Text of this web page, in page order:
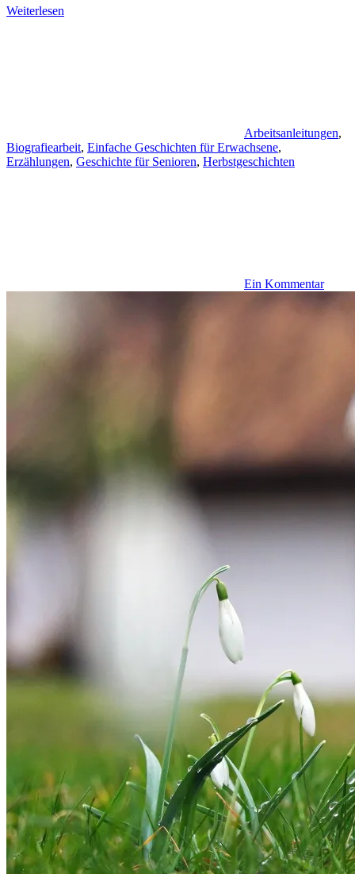
Weiterlesen
Arbeitsanleitungen,
Biografiearbeit, Einfache Geschichten für Erwachsene,
Erzählungen, Geschichte für Senioren, Herbstgeschichten
Ein Kommentar